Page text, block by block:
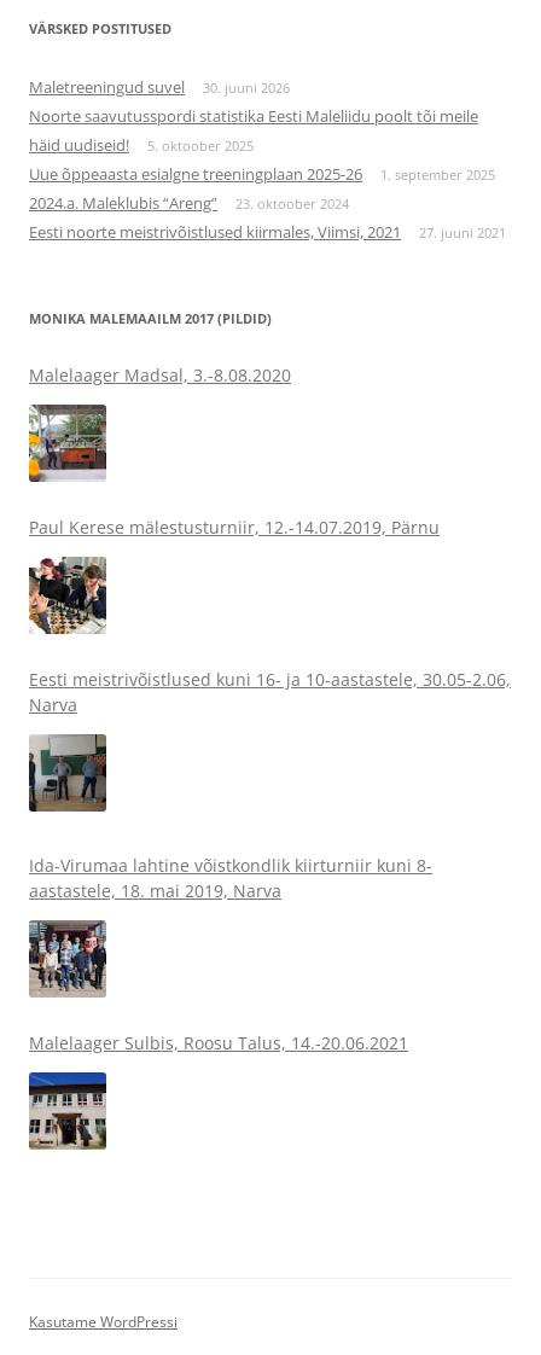
VÄRSKED POSTITUSED
Maletreeningud suvel 30. juuni 2026
Noorte saavutusspordi statistika Eesti Maleliidu poolt tõi meile
häid uudiseid!
5. oktoober 2025
Uue õppeaasta esialgne treeningplaan 2025-26 1. september 2025
2024.a. Maleklubis “Areng” 23. oktoober 2024
Eesti noorte meistrivõistlused kiirmales, Viimsi, 2021 27. juuni 2021
MONIKA MALEMAAILM 2017 (PILDID)
Malelaager Madsal, 3.-8.08.2020
Paul Kerese mälestusturniir, 12.-14.07.2019, Pärnu
Eesti meistrivõistlused kuni 16- ja 10-aastastele, 30.05-2.06,
Narva
Ida-Virumaa lahtine võistkondlik kiirturniir kuni 8-
aastastele, 18. mai 2019, Narva
Malelaager Sulbis, Roosu Talus, 14.-20.06.2021
Kasutame WordPressi